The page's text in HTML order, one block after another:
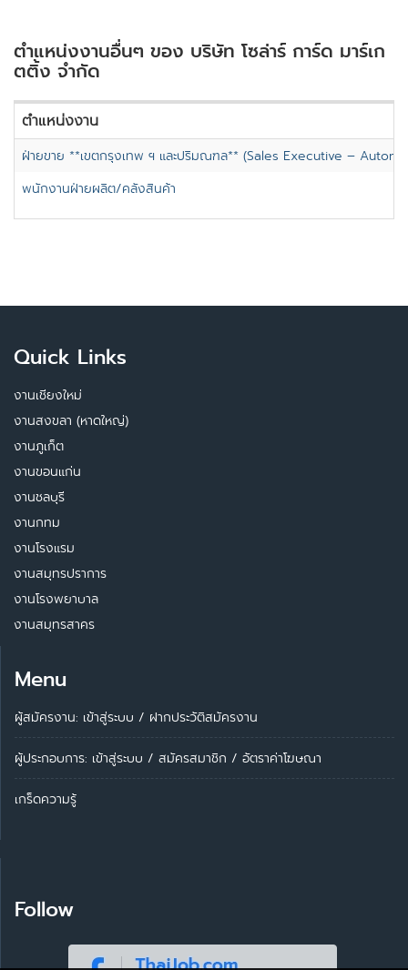
ตำแหน่งงานอื่นๆ ของ บริษัท โซล่าร์ การ์ด มาร์เก
ตติ้ง จำกัด
ตำแหน่งงาน
ฝ่ายขาย **เขตกรุงเทพ ฯ และปริมณฑล** (Sales Executive –
พนักงานฝ่ายผลิต/คลังสินค้า
Quick Links
งานเชียงใหม่
งานสงขลา (หาดใหญ่)
งานภูเก็ต
งานขอนแก่น
งานชลบุรี
งานกทม
งานโรงแรม
งานสมุทรปราการ
งานโรงพยาบาล
งานสมุทรสาคร
Menu
ผู้สมัครงาน: เข้าสู่ระบบ / ฝากประวัติสมัครงาน
ผู้ประกอบการ: เข้าสู่ระบบ / สมัครสมาชิก / อัตราค่าโฆษณา
เกร็ดความรู้
Follow